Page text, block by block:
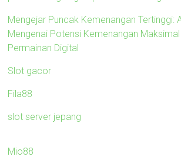
Mengejar Puncak Kemenangan Tertinggi:
Mengenai Potensi Kemenangan
Permainan Digital
Slot gacor
Fila88
slot server jepang
Mio88